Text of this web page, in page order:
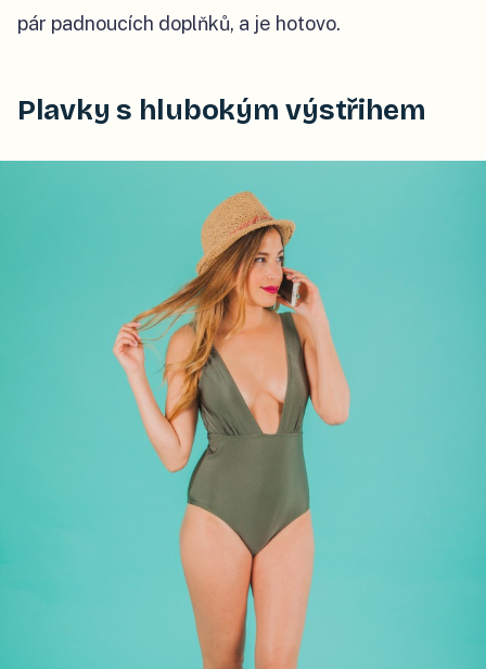
pár padnoucích doplňků, a je hotovo.
Plavky s hlubokým výstřihem